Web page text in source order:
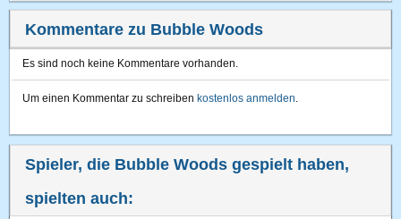
Kommentare zu Bubble Woods
Es sind noch keine Kommentare vorhanden.
Um einen Kommentar zu schreiben kostenlos anmelden.
Spieler, die Bubble Woods gespielt haben,
spielten auch: